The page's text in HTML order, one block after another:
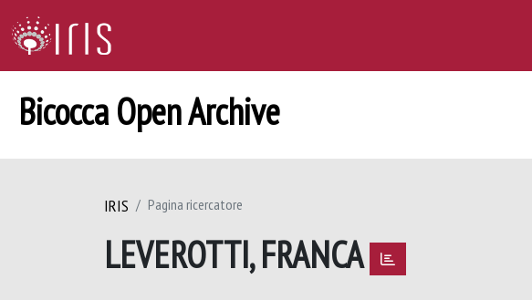
Bicocca Open Archive
IRIS Pagina ricercatore
LEVEROTTI, FRANCA